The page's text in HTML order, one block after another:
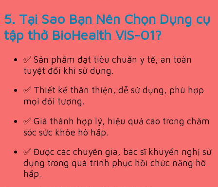
5. Tại Sao Bạn Nên Chọn Dụng cụ
tập thở BioHealth VIS-01?
✅ Sản phẩm đạt tiêu chuẩn y tế, an toàn
tuyệt đối khi sử dụng.
✅ Thiết kế thân thiện, dễ sử dụng, phù hợp
mọi đối tượng.
✅ Giá thành hợp lý, hiệu quả cao trong chăm
sóc sức khỏe hô hấp.
✅ Được các chuyên gia, bác sĩ khuyến nghị sử
dụng trong quá trình phục hồi chức năng hô
hấp.